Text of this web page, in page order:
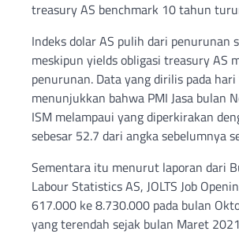
treasury AS benchmark 10 tahun
Indeks dolar AS pulih dari penurunan
meskipun yields obligasi treasury AS
penurunan. Data yang dirilis pada hari
menunjukkan bahwa PMI Jasa bulan
ISM melampaui yang diperkirakan
sebesar 52.7 dari angka sebelumnya
Sementara itu menurut laporan dari
Labour Statistics AS, JOLTS Job
617.000 ke 8.730.000 pada bulan
yang terendah sejak bulan Maret